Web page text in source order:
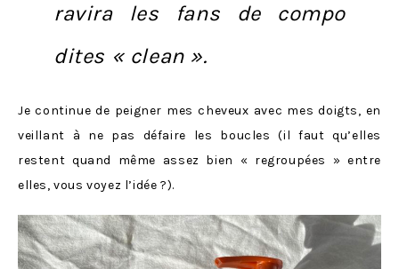
ravira les fans de compo
dites « clean ».
Je continue de peigner mes cheveux avec mes doigts, en
veillant à ne pas défaire les boucles (il faut qu’elles
restent quand même assez bien « regroupées » entre
elles, vous voyez l’idée ?).